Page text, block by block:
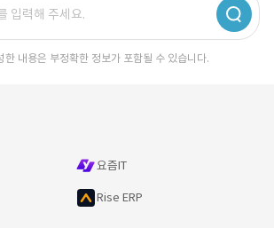
한 내용은 부정확한 정보가 포함될 수 있습니다.
요즘IT
Rise ERP